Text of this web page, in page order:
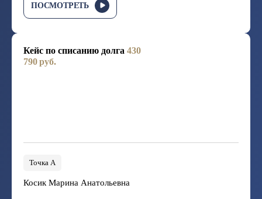
ПОСМОТРЕТЬ
Кейс по списанию долга 430
790 руб.
Точка А
Косик Марина Анатольевна